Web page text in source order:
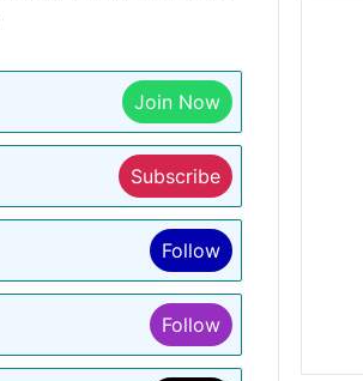
Join Now
Subscribe
Follow
Follow